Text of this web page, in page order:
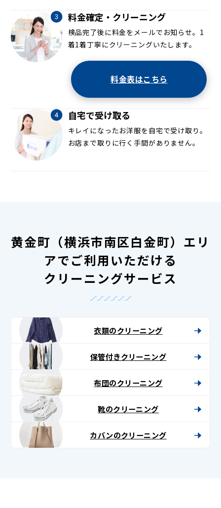
料金確定・クリーニング
検品完了後に料金をメールでお知らせ。1
着1着丁寧にクリーニングいたします。
料金表はこちら
自宅で受け取る
キレイになったお洋服を自宅で受け取り。
お店まで取りに行く手間がありません。
黄金町（横浜市南区白金町）エリ
アでご利用いただける
クリーニングサービス
衣類のクリーニング
保管付きクリーニング
布団のクリーニング
靴のクリーニング
カバンのクリーニング